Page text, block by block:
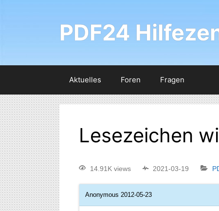
PDF24
Aktuelles Foren Fragen
Lesezeichen
14.91K views 2021-03-19
Anonymous 2012-05-23